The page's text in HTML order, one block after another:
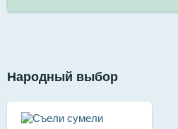
Народный выбор